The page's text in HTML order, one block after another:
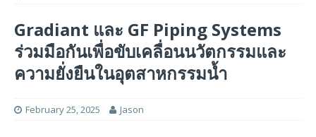
Gradiant และ GF Piping Systems
ร่วมมือกันเพื่อขับเคลื่อนนวัตกรรมและ
ความยั่งยืนในอุตสาหกรรมน้ำ
February 25, 2025 Jason